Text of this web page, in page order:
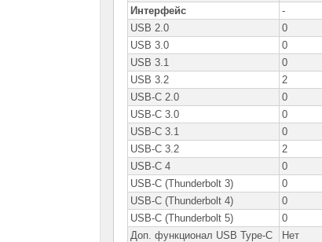
Интерфейс
-
USB 2.0
0
USB 3.0
0
USB 3.1
0
USB 3.2
2
USB-C 2.0
0
USB-C 3.0
0
USB-C 3.1
0
USB-C 3.2
2
USB-C 4
0
USB-C (Thunderbolt 3)
0
USB-C (Thunderbolt 4)
0
USB-C (Thunderbolt 5)
0
Доп. функционал USB Type-C
Нет